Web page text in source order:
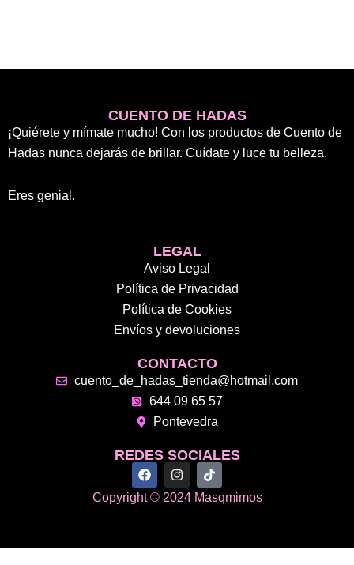
CUENTO DE HADAS
¡Quiérete y mímate mucho! Con los productos de Cuento de
Hadas nunca dejarás de brillar. Cuídate y luce tu belleza.
Eres genial.
LEGAL
Aviso Legal
Política de Privacidad
Política de Cookies
Envíos y devoluciones
CONTACTO
cuento_de_hadas_tienda@hotmail.com
644 09 65 57
Pontevedra
REDES SOCIALES
F
a
c
e
o
I
n
s
t
r
T
i
k
t
Copyright © 2024 Masqmimos